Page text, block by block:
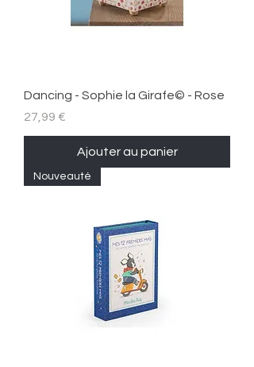
Dancing - Sophie la Girafe© - Rose
Prix
27,99 €
Ajouter au panier
Nouveauté